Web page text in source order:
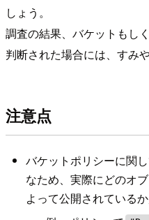
しょう。
調査の結果、バケットもし
判断された場合には、すみ
注意点
バケットポリシーに関
なため、実際にどのオ
よって公開されている